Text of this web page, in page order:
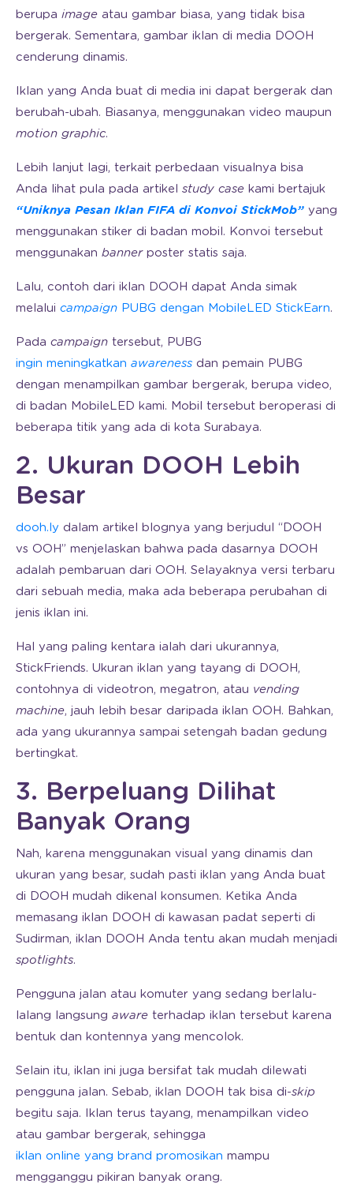
berupa image atau gambar biasa, yang tidak bisa
bergerak. Sementara, gambar iklan di media DOOH
cenderung dinamis.
Iklan yang Anda buat di media ini dapat bergerak dan
berubah-ubah. Biasanya, menggunakan video maupun
motion graphic.
Lebih lanjut lagi, terkait perbedaan visualnya bisa
Anda lihat pula pada artikel study case kami bertajuk
“Uniknya Pesan Iklan FIFA di Konvoi StickMob” yang
menggunakan stiker di badan mobil. Konvoi tersebut
menggunakan bannerposter statis saja.
Lalu, contoh dari iklan DOOH dapat Anda simak
melalui campaign PUBG dengan MobileLED StickEarn.
Pada campaign tersebut, PUBG
ingin meningkatkan awareness dan pemain PUBG
dengan menampilkan gambar bergerak, berupa video,
di badan MobileLED kami. Mobil tersebut beroperasi di
beberapa titik yang ada di kota Surabaya.
2. Ukuran DOOH Lebih
Besar
dooh.ly dalam artikel blognya yang berjudul “DOOH
vs OOH” menjelaskan bahwa pada dasarnya DOOH
adalah pembaruan dari OOH. Selayaknya versi terbaru
dari sebuah media, maka ada beberapa perubahan di
jenis iklan ini.
Hal yang paling kentara ialah dari ukurannya,
StickFriends. Ukuran iklan yang tayang di DOOH,
contohnya di videotron, megatron, atau vending
machine, jauh lebih besar daripada iklan OOH. Bahkan,
ada yang ukurannya sampai setengah badan gedung
bertingkat.
3. Berpeluang Dilihat
Banyak Orang
Nah, karena menggunakan visual yang dinamis dan
ukuran yang besar, sudah pasti iklan yang Anda buat
di DOOH mudah dikenal konsumen. Ketika Anda
memasang iklan DOOH di kawasan padat seperti di
Sudirman, iklan DOOH Anda tentu akan mudah menjadi
spotlights.
Pengguna jalan atau komuter yang sedang berlalu-
lalang langsung aware terhadap iklan tersebut karena
bentuk dan kontennya yang mencolok.
Selain itu, iklan ini juga bersifat tak mudah dilewati
pengguna jalan. Sebab, iklan DOOH tak bisa di-skip
begitu saja. Iklan terus tayang, menampilkan video
atau gambar bergerak, sehingga
iklan online yang brand promosikan mampu
mengganggu pikiran banyak orang.